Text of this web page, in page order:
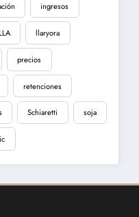
ingresos
LLA llaryora
precios
retenciones
Schiaretti soja